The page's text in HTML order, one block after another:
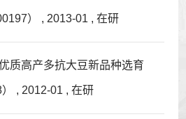
） , 2013-01 , 在研
质高产多抗大豆新品种选育
） , 2012-01 , 在研